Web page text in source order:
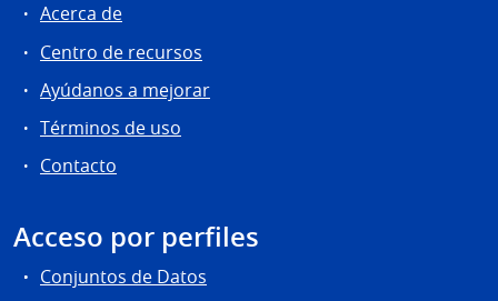
Acerca de
Centro de recursos
Ayúdanos a mejorar
Términos de uso
Contacto
Acceso por perfiles
Conjuntos de Datos